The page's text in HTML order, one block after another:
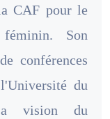
CAF pour le
Son
conférences
du
vision du